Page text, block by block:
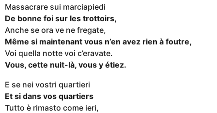
Massacrare sui marciapiedi
De bonne foi sur les trottoirs,
Anche se ora ve ne fregate,
Même si maintenant vous n’en avez rien à foutre,
Voi quella notte voi c’eravate.
Vous, cette nuit-là, vous y étiez.
E se nei vostri quartieri
Et si dans vos quartiers
Tutto è rimasto come ieri,